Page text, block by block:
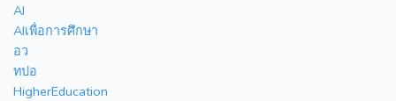
AI
AIเพื่อการศึกษา
อว
ทปอ
HigherEducation